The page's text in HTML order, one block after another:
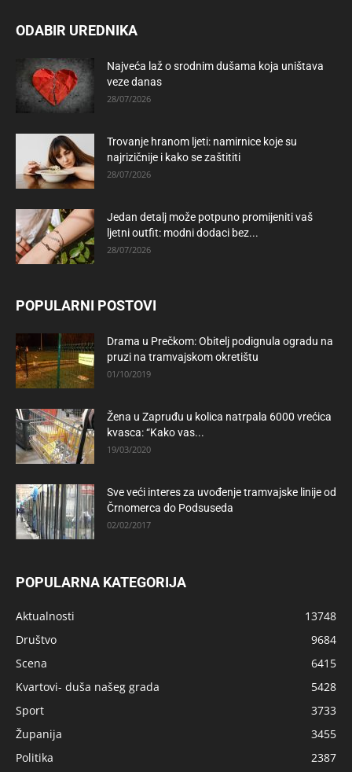
ODABIR UREDNIKA
Najveća laž o srodnim dušama koja uništava
veze danas
28/07/2026
Trovanje hranom ljeti: namirnice koje su
najrizičnije i kako se zaštititi
28/07/2026
Jedan detalj može potpuno promijeniti vaš
ljetni outfit: modni dodaci bez...
28/07/2026
POPULARNI POSTOVI
Drama u Prečkom: Obitelj podignula ogradu na
pruzi na tramvajskom okretištu
01/10/2019
Žena u Zapruđu u kolica natrpala 6000 vrećica
kvasca: “Kako vas...
19/03/2020
Sve veći interes za uvođenje tramvajske linije od
Črnomerca do Podsuseda
02/02/2017
POPULARNA KATEGORIJA
Aktualnosti
13748
Društvo
9684
Scena
6415
Kvartovi- duša našeg grada
5428
Sport
3733
Županija
3455
Politika
2387